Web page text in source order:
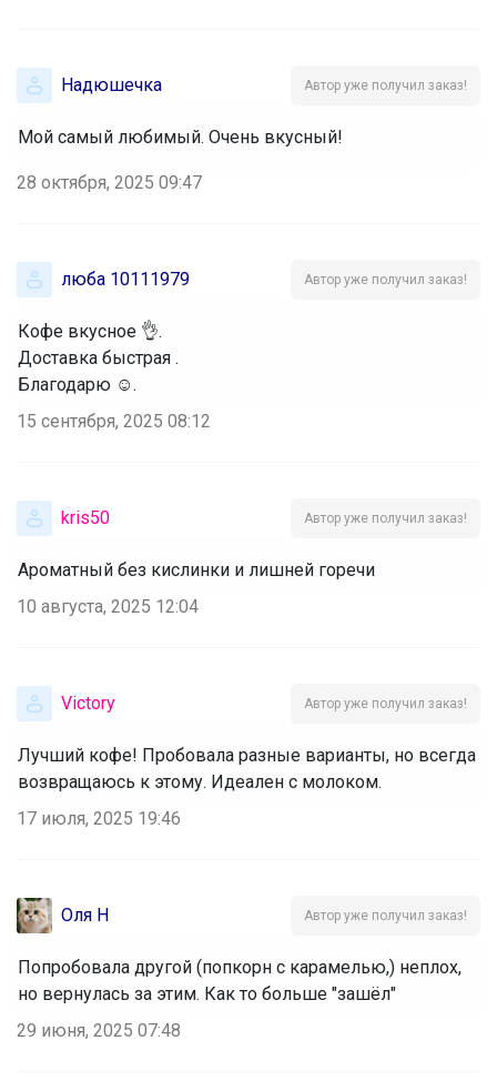
Надюшечка Автор уже получил заказ!
Мой самый любимый. Очень вкусный!
28 октября, 2025 09:47
люба 10111979 Автор уже получил заказ!
Кофе вкусное 👌.
Доставка быстрая .
Благодарю ☺️.
15 сентября, 2025 08:12
kris50 Автор уже получил заказ!
Ароматный без кислинки и лишней горечи
10 августа, 2025 12:04
Victory Автор уже получил заказ!
Лучший кофе! Пробовала разные варианты, но всегда
возвращаюсь к этому. Идеален с молоком.
17 июля, 2025 19:46
Оля Н Автор уже получил заказ!
Попробовала другой (попкорн с карамелью,) неплох,
но вернулась за этим. Как то больше "зашёл"
29 июня, 2025 07:48